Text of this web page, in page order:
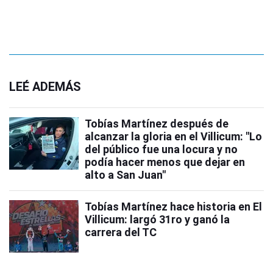
LEÉ ADEMÁS
Tobías Martínez después de
alcanzar la gloria en el Villicum: "Lo
del público fue una locura y no
podía hacer menos que dejar en
alto a San Juan"
Tobías Martínez hace historia en El
Villicum: largó 31ro y ganó la
carrera del TC